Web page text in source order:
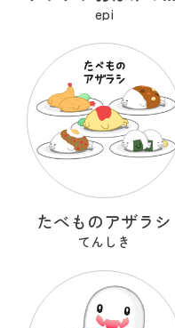
epi
たべものアザラシ
てんしき